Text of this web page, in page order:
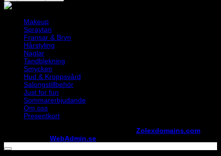
Makeup
Spraytan
Fransar & Bryn
Hårstyling
Naglar
Tandblekning
Smycken
Hud & Kroppsvård
Salongstillbehör
Just for fun
Sommarerbjudande
Om oss
Presentkort
Zolexdomains.com
WebAdmin.se